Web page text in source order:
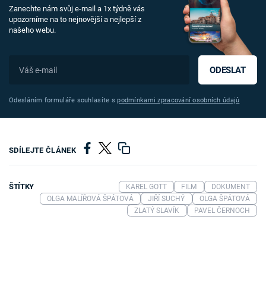
Zanechte nám svůj e-mail a 1x týdně vás
upozorníme na to nejnovější a nejlepší z
našeho webu.
ODESLAT
Odesláním formuláře souhlasíte spodmínkami zpracování osobních údajů
SDÍLEJTE ČLÁNEK
ŠTÍTKY KAREL GOTT FILM
DOKUMENT
OLGA MALÍŘOVÁ ŠPÁTOVÁ
JIŘÍ SUCHÝ
OLGA ŠPÁTOVÁ
ZLATÝ SLAVÍK
PAVEL ČERNOCH